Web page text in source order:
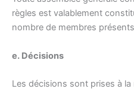
règles est valablement
nombre de membres
e. Décisions
Les décisions sont prises à